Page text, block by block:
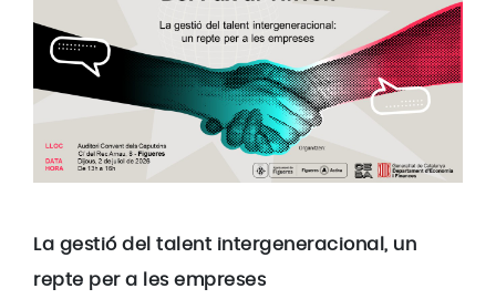
La gestió del talent intergeneracional, un
repte per a les empreses